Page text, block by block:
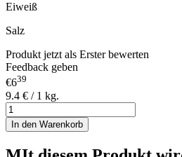
Eiweiß
Salz
Produkt jetzt als Erster bewerten
Feedback geben
€639
9.4 € / 1 kg.
In den Warenkorb